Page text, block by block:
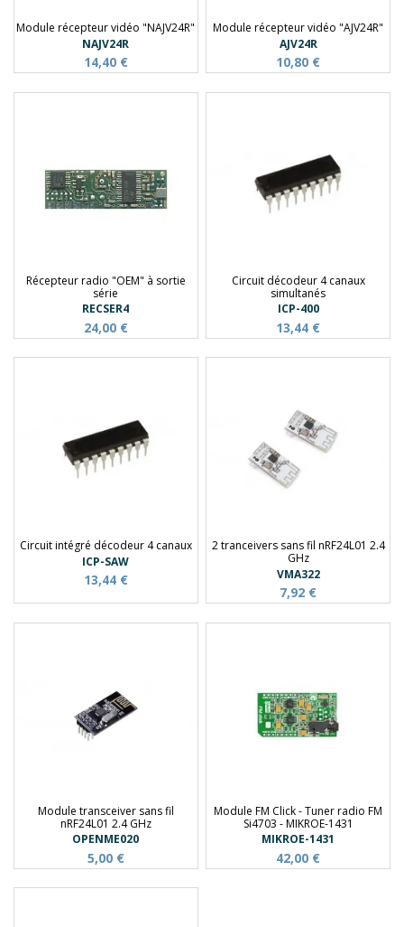
Module récepteur vidéo "NAJV24R"
NAJV24R
14,40 €
Module récepteur vidéo "AJV24R"
AJV24R
10,80 €
Récepteur radio "OEM" à sortie
série
RECSER4
24,00 €
Circuit décodeur 4 canaux
simultanés
ICP-400
13,44 €
Circuit intégré décodeur 4 canaux
ICP-SAW
13,44 €
2 tranceivers sans fil nRF24L01 2.4
GHz
VMA322
7,92 €
Module transceiver sans fil
nRF24L01 2.4 GHz
OPENME020
5,00 €
Module FM Click - Tuner radio FM
Si4703 - MIKROE-1431
MIKROE-1431
42,00 €